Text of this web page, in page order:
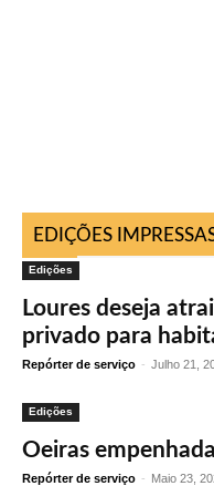
EDIÇÕES
Edições
Loures deseja
privado para
Repórter de serviço - Julho 21,
Edições
Oeiras
Repórter de serviço - Maio 23,